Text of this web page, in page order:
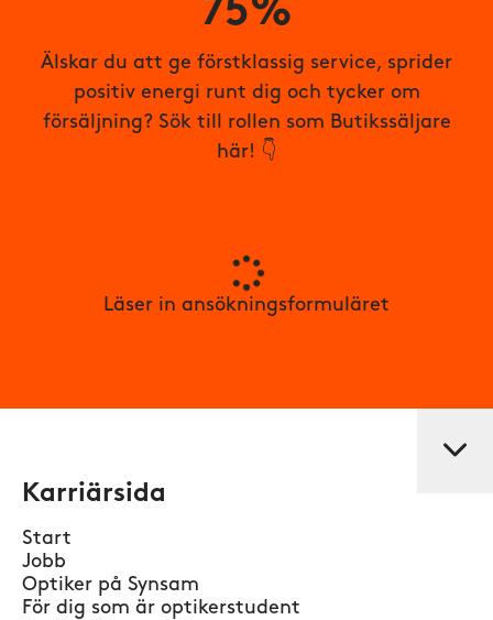
75%
Älskar du att ge förstklassig service, sprider
positiv energi runt dig och tycker om
försäljning? Sök till rollen som Butikssäljare
här! 👇
Läser in ansökningsformuläret
Karriärsida
Start
Jobb
Optiker på Synsam
För dig som är optikerstudent